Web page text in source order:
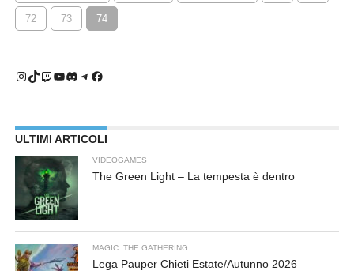
72 73 74
Instagram
TikTok
Twitch
YouTube
Discord
Telegram
Facebook
ULTIMI ARTICOLI
VIDEOGAMES
The Green Light – La tempesta è dentro
MAGIC: THE GATHERING
Lega Pauper Chieti Estate/Autunno 2026 –